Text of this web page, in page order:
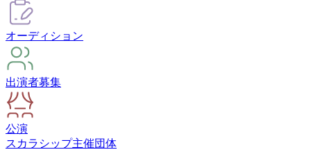
オーディション
出演者募集
公演
スカラシップ主催団体